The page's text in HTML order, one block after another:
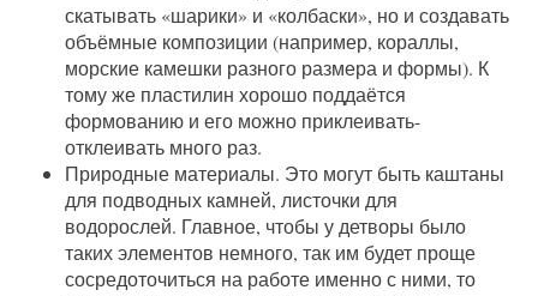
скатывать «шарики» и «колбаски», но и создавать
объёмные композиции (например, кораллы,
морские камешки разного размера и формы). К
тому же пластилин хорошо поддаётся
формованию и его можно приклеивать-
отклеивать много раз.
Природные материалы. Это могут быть каштаны
для подводных камней, листочки для
водорослей. Главное, чтобы у детворы было
таких элементов немного, так им будет проще
сосредоточиться на работе именно с ними, то